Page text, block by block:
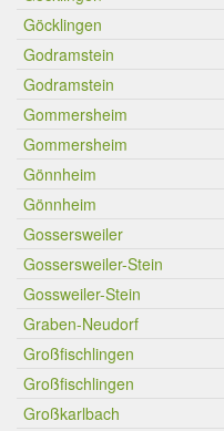
Göcklingen
Godramstein
Godramstein
Gommersheim
Gommersheim
Gönnheim
Gönnheim
Gossersweiler
Gossersweiler-Stein
Gossweiler-Stein
Graben-Neudorf
Großfischlingen
Großfischlingen
Großkarlbach